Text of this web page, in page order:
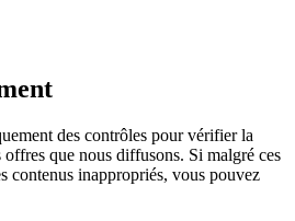
des contrôles pour vérifier la
que nous diffusons. Si malgré ces
contenus inappropriés, vous pouvez